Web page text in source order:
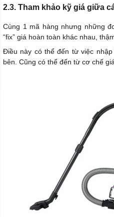
2.3. Tham khảo kỹ giá giữa
Cùng 1 mã hàng nhưng những
“fix” giá hoàn toàn khác nhau,
Điều này có thể đến từ việc
bên. Cũng có thể đến từ cơ chế